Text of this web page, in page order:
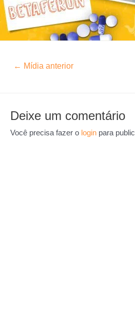
← Mídia anterior
Deixe um comentário
Você precisa fazer o login para